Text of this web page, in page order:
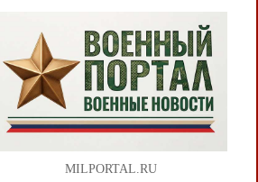
MILPORTAL.RU